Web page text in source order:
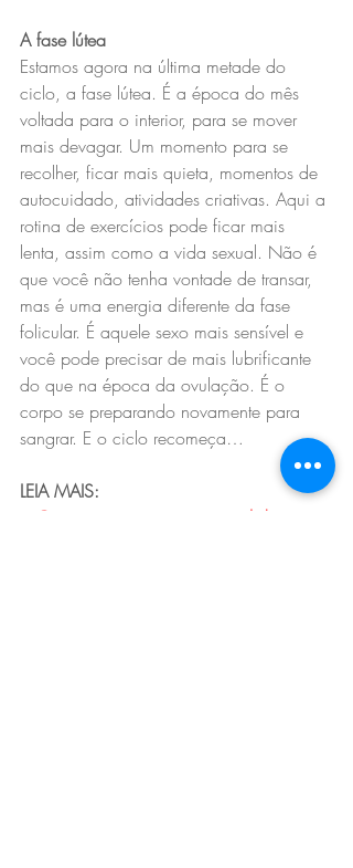
A fase lútea
Estamos agora na última metade do
ciclo, a fase lútea. É a época do mês
voltada para o interior, para se mover
mais devagar. Um momento para se
recolher, ficar mais quieta, momentos de
autocuidado, atividades criativas. Aqui a
rotina de exercícios pode ficar mais
lenta, assim como a vida sexual. Não é
que você não tenha vontade de transar,
mas é uma energia diferente da fase
folicular. É aquele sexo mais sensível e
você pode precisar de mais lubrificante
do que na época da ovulação. É o
corpo se preparando novamente para
sangrar. E o ciclo recomeça…
LEIA MAIS:
Como manter a atenção total durante o